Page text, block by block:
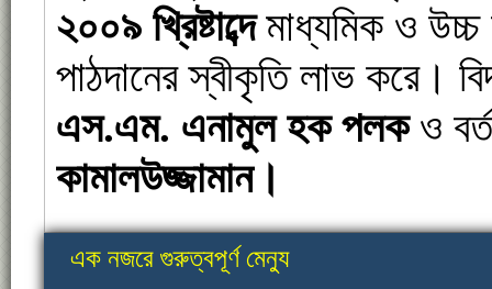
২০০৯ খ্রিষ্টাব্দেমাধ্যমিক ও উচ্চ
পাঠদানের স্বীকৃতি লাভ করে।
এস.এম. এনামুল হক পলকও
কামালউজ্জামান।
এক নজরে গুরুত্বপূর্ণ মেন্যু